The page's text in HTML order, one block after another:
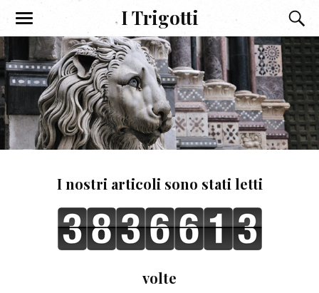
I Trigotti
I nostri articoli sono stati letti
volte